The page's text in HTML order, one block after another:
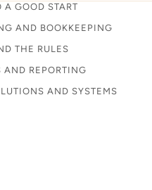
A GOOD START
AND BOOKKEEPING
THE RULES
AND REPORTING
AND SYSTEMS